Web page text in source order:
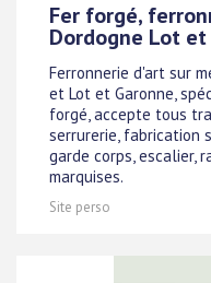
Fer forgé,
Dordogne Lot et
Ferronnerie d'art sur
et Lot et Garonne,
forgé, accepte tous
serrurerie, fabrication
garde corps, escalier,
marquises.
Site perso